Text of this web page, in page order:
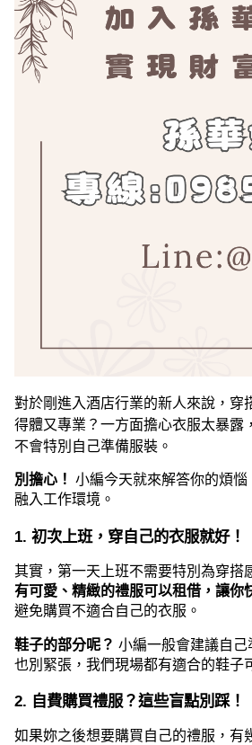
對於剛進入酒店行業的新人來說，穿
得體又專業？一方面擔心衣服太暴露
不會特別自己準備服裝。
別擔心！ 小編今天就來解答你的煩
融入工作環境。
1. 初次上班，穿自己的衣服就好！
其實，第一天上班不需要特別為穿搭
有可愛、精緻的禮服可以租借，讓你
避免購買不適合自己的衣服。
鞋子的部分呢？ 小編一般會建議自
也別緊張，我們現場都有適合的鞋子
2. 自費購買禮服？這些盲點別踩！
如果妳之後想要購買自己的禮服，有